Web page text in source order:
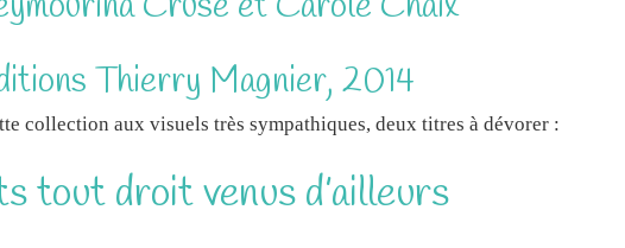
Thierry Magnier, 2014
collection aux visuels très sympathiques, deux titres à dévorer :
tout droit venus d’ailleurs